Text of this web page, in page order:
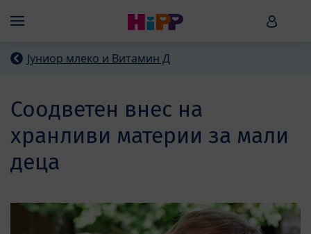
Menü HiPP
Јуниор млеко и Витамин Д
Соодветен внес на
хранливи материи за мали
деца